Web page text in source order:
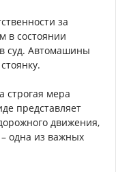
за
в состоянии
суд. Автомашины
строгая мера
представляет
движения,
– одна из важных